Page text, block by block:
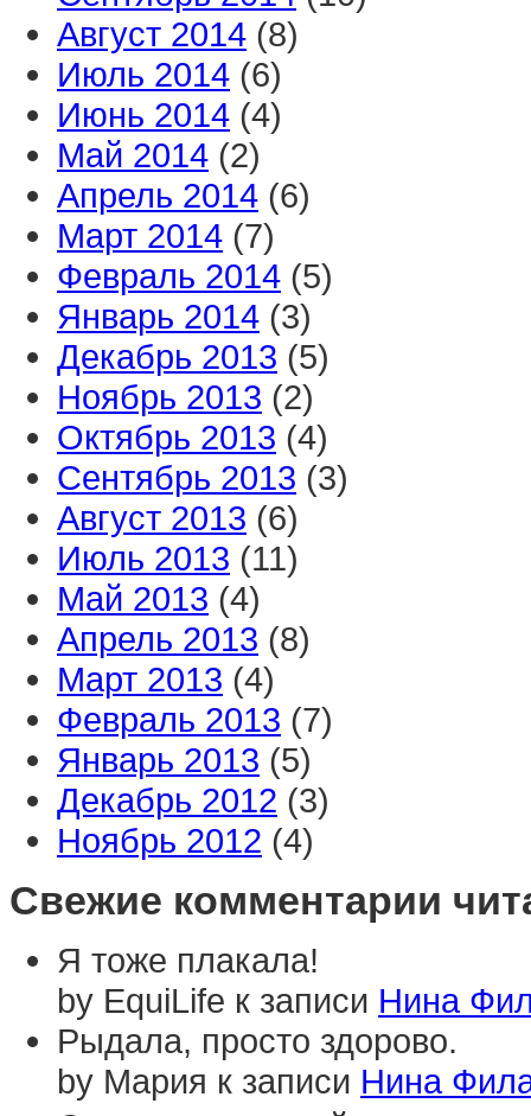
Август 2014 (8)
Июль 2014 (6)
Июнь 2014 (4)
Май 2014 (2)
Апрель 2014 (6)
Март 2014 (7)
Февраль 2014 (5)
Январь 2014 (3)
Декабрь 2013 (5)
Ноябрь 2013 (2)
Октябрь 2013 (4)
Сентябрь 2013 (3)
Август 2013 (6)
Июль 2013 (11)
Май 2013 (4)
Апрель 2013 (8)
Март 2013 (4)
Февраль 2013 (7)
Январь 2013 (5)
Декабрь 2012 (3)
Ноябрь 2012 (4)
Свежие комментарии
Я тоже плакала!
by EquiLife к записи Нина
Рыдала, просто здорово.
by Мария к записи Нина